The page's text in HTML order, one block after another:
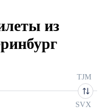
из
TJM
SVX